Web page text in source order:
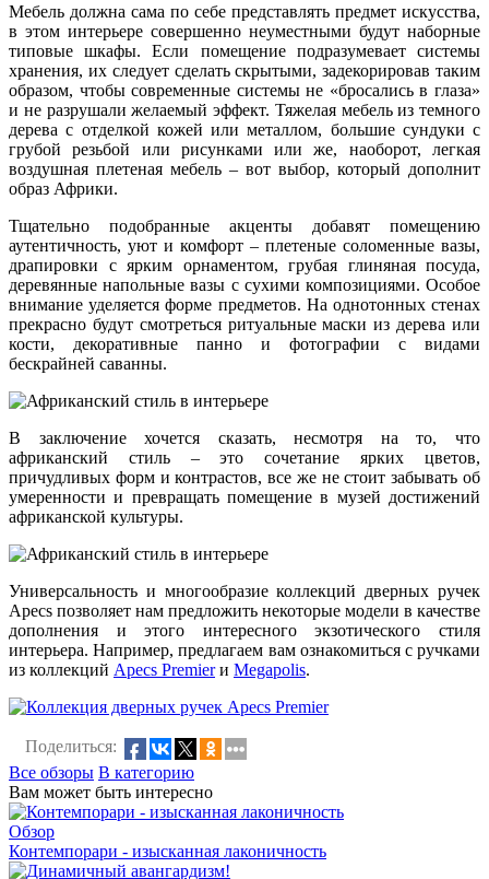
Мебель должна сама по себе представлять предмет искусства,
в этом интерьере совершенно неуместными будут наборные
типовые шкафы. Если помещение подразумевает системы
хранения, их следует сделать скрытыми, задекорировав таким
образом, чтобы современные системы не «бросались в глаза»
и не разрушали желаемый эффект. Тяжелая мебель из темного
дерева с отделкой кожей или металлом, большие сундуки с
грубой резьбой или рисунками или же, наоборот, легкая
воздушная плетеная мебель – вот выбор, который дополнит
образ Африки.
Тщательно подобранные акценты добавят помещению
аутентичность, уют и комфорт – плетеные соломенные вазы,
драпировки с ярким орнаментом, грубая глиняная посуда,
деревянные напольные вазы с сухими композициями. Особое
внимание уделяется форме предметов. На однотонных стенах
прекрасно будут смотреться ритуальные маски из дерева или
кости, декоративные панно и фотографии с видами
бескрайней саванны.
В заключение хочется сказать, несмотря на то, что
африканский стиль – это сочетание ярких цветов,
причудливых форм и контрастов, все же не стоит забывать об
умеренности и превращать помещение в музей достижений
африканской культуры.
Универсальность и многообразие коллекций дверных ручек
Apecs позволяет нам предложить некоторые модели в качестве
дополнения и этого интересного экзотического стиля
интерьера. Например, предлагаем вам ознакомиться с ручками
из коллекций Apecs Premierи Megapolis.
Поделиться:
Все обзоры В категорию
Вам может быть интересно
Обзор
Контемпорари - изысканная лаконичность